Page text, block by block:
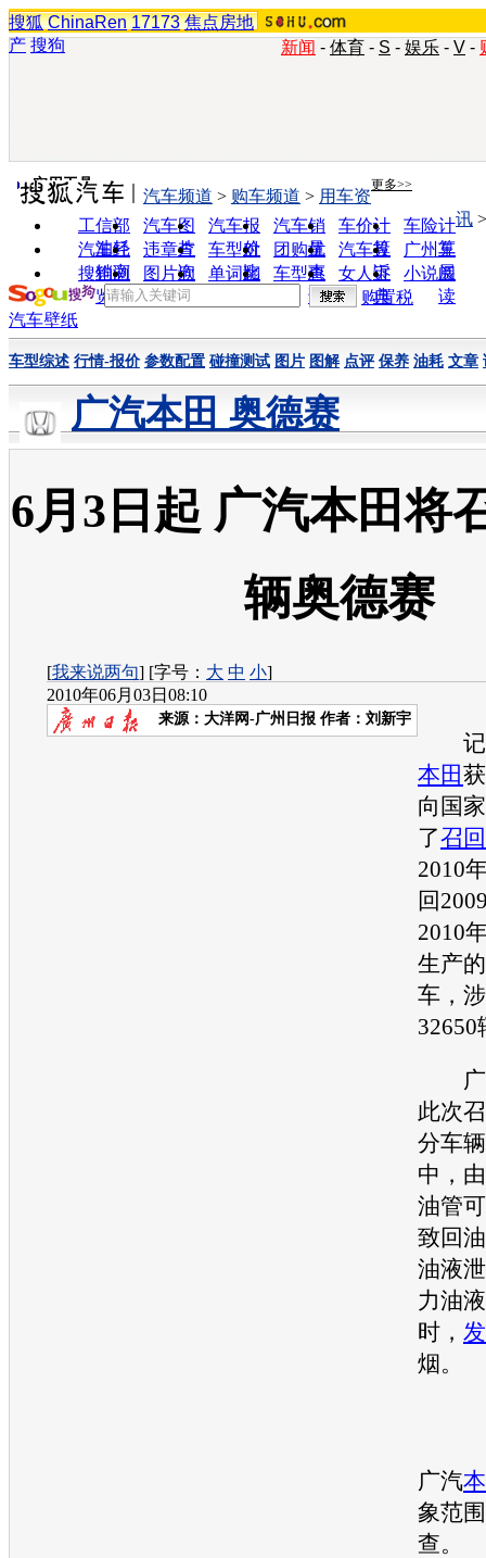
搜狐 ChinaRen 17173 焦点房地
产 搜狗 新闻 - 体育 - S - 娱乐 - V -
实用工具 更多>>
工信部
油耗
汽车图
片
汽车报
价
汽车销
量
车价计
算
车险计
算
汽车经
销商
违章查
询
车型对
比
团购优
惠
汽车投
诉
广州车
展
搜狗浏
览器
图片欣
赏
单词翻
车型查
询
女人宝
典
小说阅
读
汽车频道 > 购车频道 > 用车资
讯
购置税
汽车壁纸
车型综述 行情-报价 参数配置 碰撞测试 图片 图解 点评 保养 油耗 文章
广汽本田 奥德赛
6月3日起 广汽本田将
辆奥德赛
[我来说两句] [字号： 大 中 小]
2010年06月03日08:10
来源： 大洋网-广州日报 作者：刘新宇
记
本田
向国
了召回
2010
回
2010
生产
车，
32650
广
此次
分车
中，
油管
致回
油液
力油
时，
烟。
广汽
象范
查。